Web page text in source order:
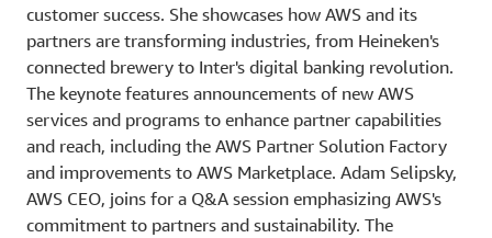
customer success. She showcases how AWS and its
partners are transforming industries, from Heineken's
connected brewery to Inter's digital banking revolution.
The keynote features announcements of new AWS
services and programs to enhance partner capabilities
and reach, including the AWS Partner Solution Factory
and improvements to AWS Marketplace. Adam Selipsky,
AWS CEO, joins for a Q&A session emphasizing AWS's
commitment to partners and sustainability. The